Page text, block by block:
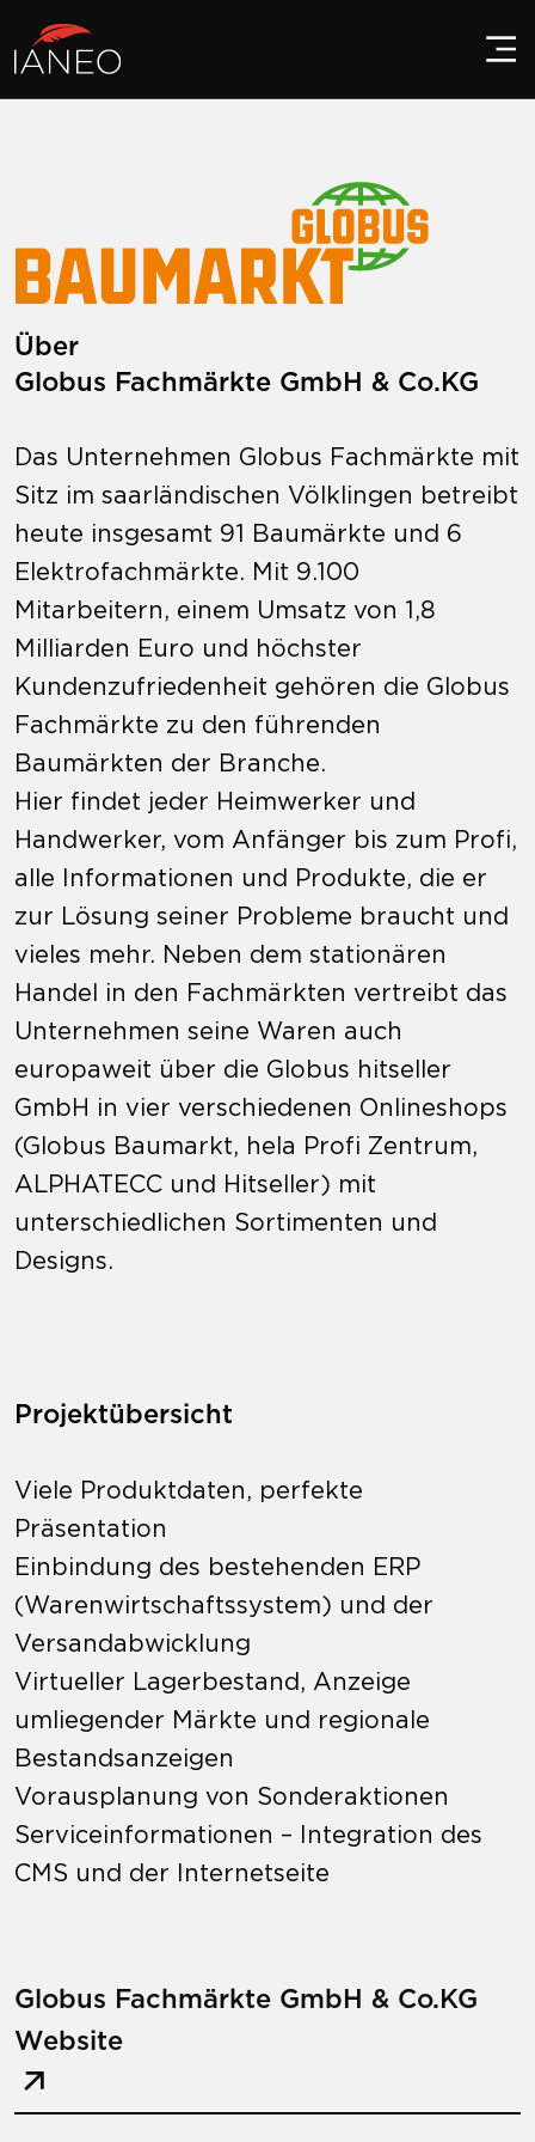
Über
Globus Fachmärkte GmbH & Co.KG
Das Unternehmen Globus Fachmärkte mit
Sitz im saarländischen Völklingen betreibt
heute insgesamt 91 Baumärkte und 6
Elektrofachmärkte. Mit 9.100
Mitarbeitern, einem Umsatz von 1,8
Milliarden Euro und höchster
Kundenzufriedenheit gehören die Globus
Fachmärkte zu den führenden
Baumärkten der Branche.
Hier findet jeder Heimwerker und
Handwerker, vom Anfänger bis zum Profi,
alle Informationen und Produkte, die er
zur Lösung seiner Probleme braucht und
vieles mehr. Neben dem stationären
Handel in den Fachmärkten vertreibt das
Unternehmen seine Waren auch
europaweit über die Globus hitseller
GmbH in vier verschiedenen Onlineshops
(Globus Baumarkt, hela Profi Zentrum,
ALPHATECC und Hitseller) mit
unterschiedlichen Sortimenten und
Designs.
Projektübersicht
Viele Produktdaten, perfekte
Präsentation
Einbindung des bestehenden ERP
(Warenwirtschaftssystem) und der
Versandabwicklung
Virtueller Lagerbestand, Anzeige
umliegender Märkte und regionale
Bestandsanzeigen
Vorausplanung von Sonderaktionen
Serviceinformationen – Integration des
CMS und der Internetseite
Globus Fachmärkte GmbH & Co.KG
Website